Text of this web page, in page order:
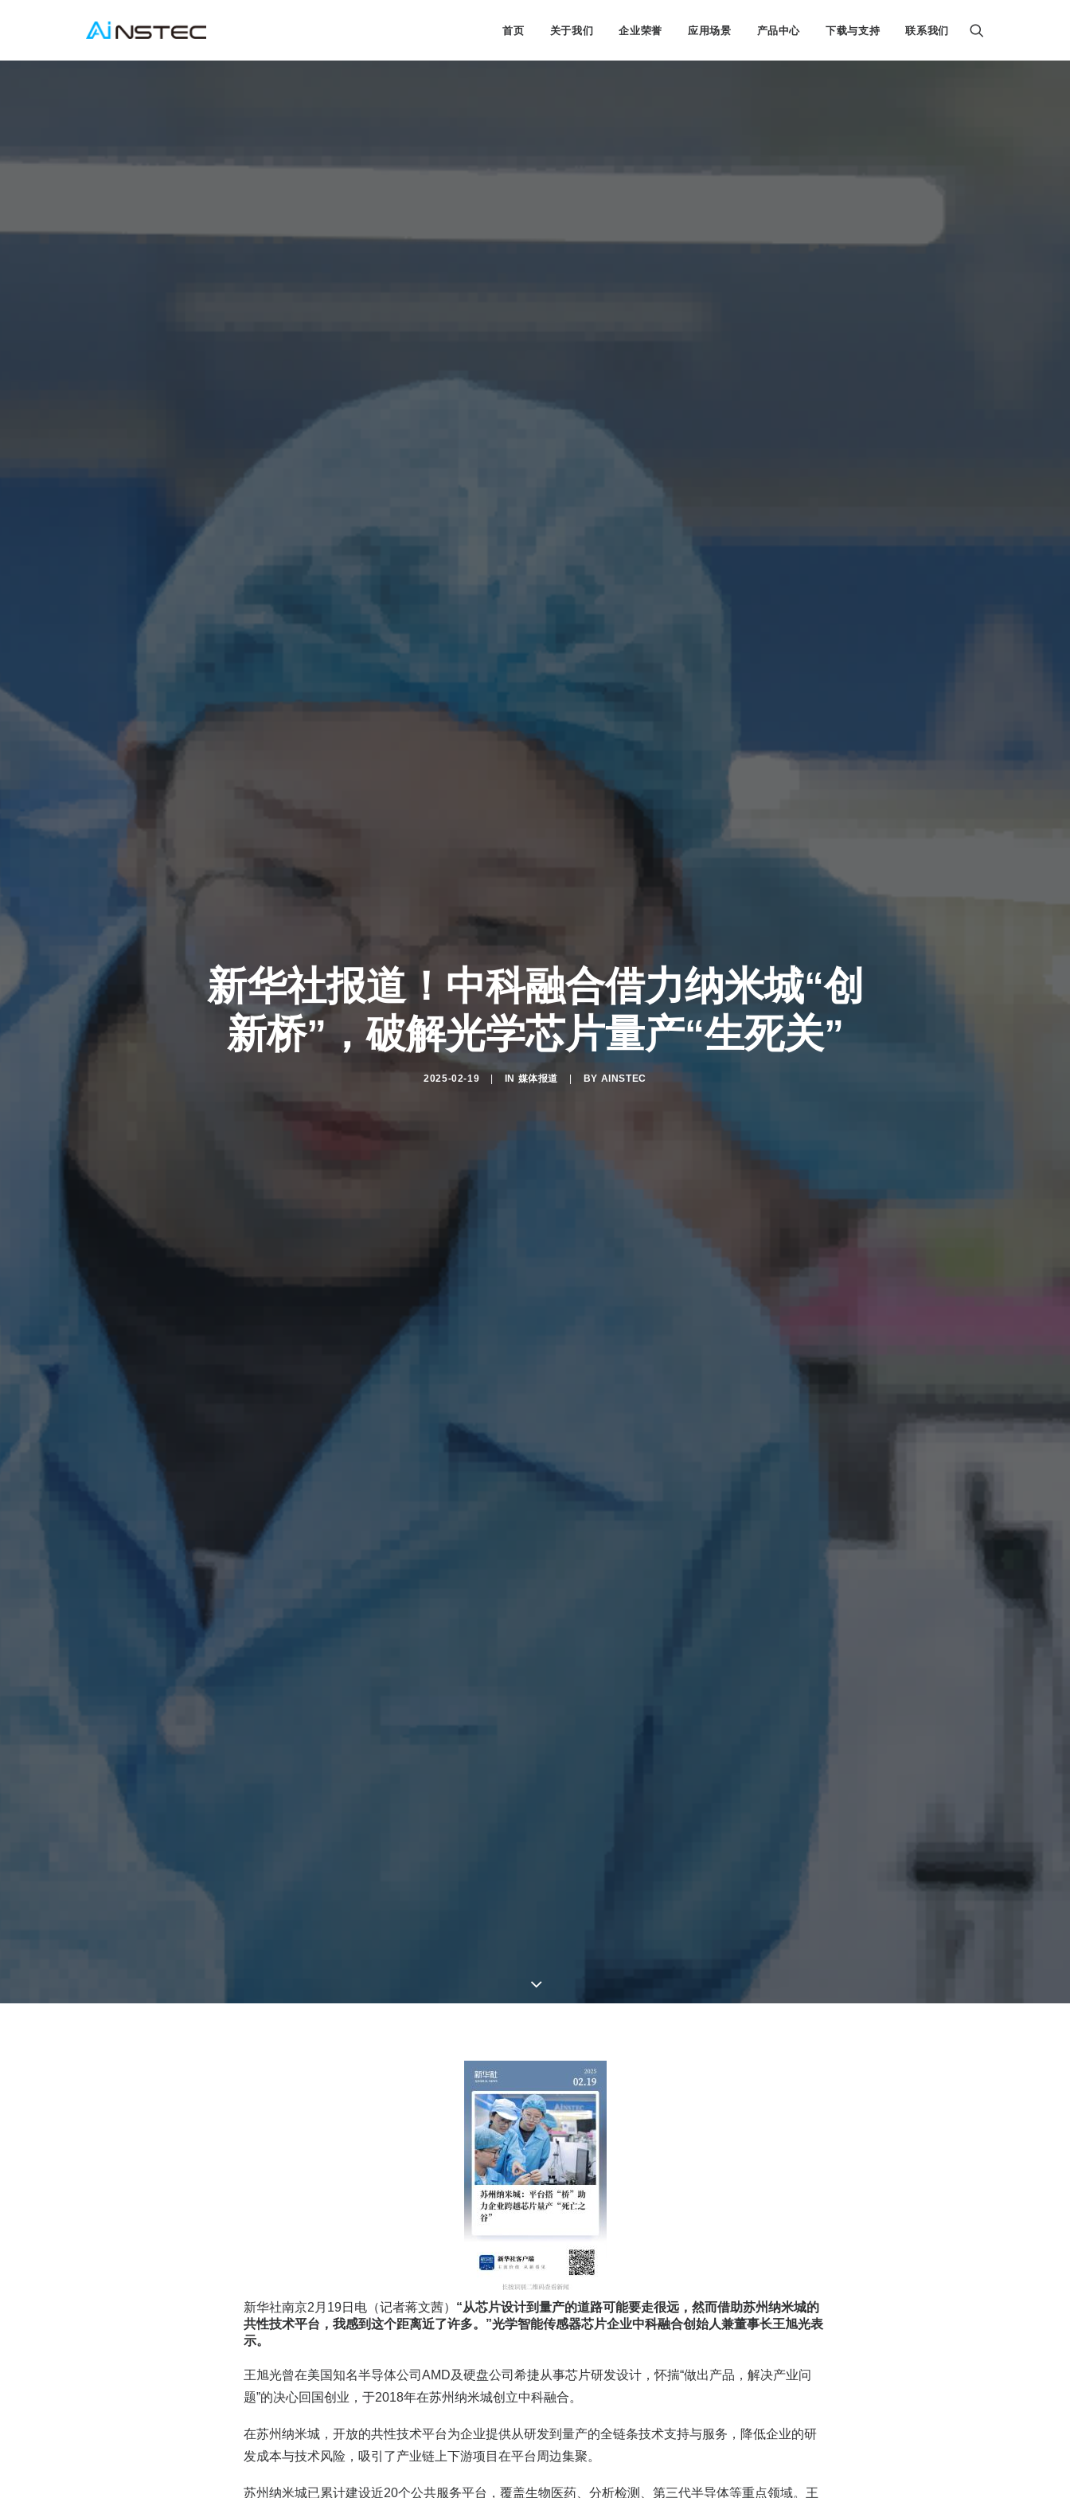
首页 关于我们 企业荣誉 应用场景 产品中心 下载与支持 联系我们
新华社报道！中科融合借力纳米城“创
新桥”，破解光学芯片量产“生死关”
2025-02-19 IN 媒体报道 BY AINSTEC
新华社南京2月19日电（记者蒋文茜） “从芯片设计到量产的道路可能要走很远，然而借助苏州纳米城的
共性技术平台，我感到这个距离近了许多。”光学智能传感器芯片企业中科融合创始人兼董事长王旭光表
示。
王旭光曾在美国知名半导体公司AMD及硬盘公司希捷从事芯片研发设计，怀揣“做出产品，解决产业问
题”的决心回国创业，于2018年在苏州纳米城创立中科融合。
在苏州纳米城，开放的共性技术平台为企业提供从研发到量产的全链条技术支持与服务，降低企业的研
发成本与技术风险，吸引了产业链上下游项目在平台周边集聚。
苏州纳米城已累计建设近20个公共服务平台，覆盖生物医药、分析检测、第三代半导体等重点领域。王